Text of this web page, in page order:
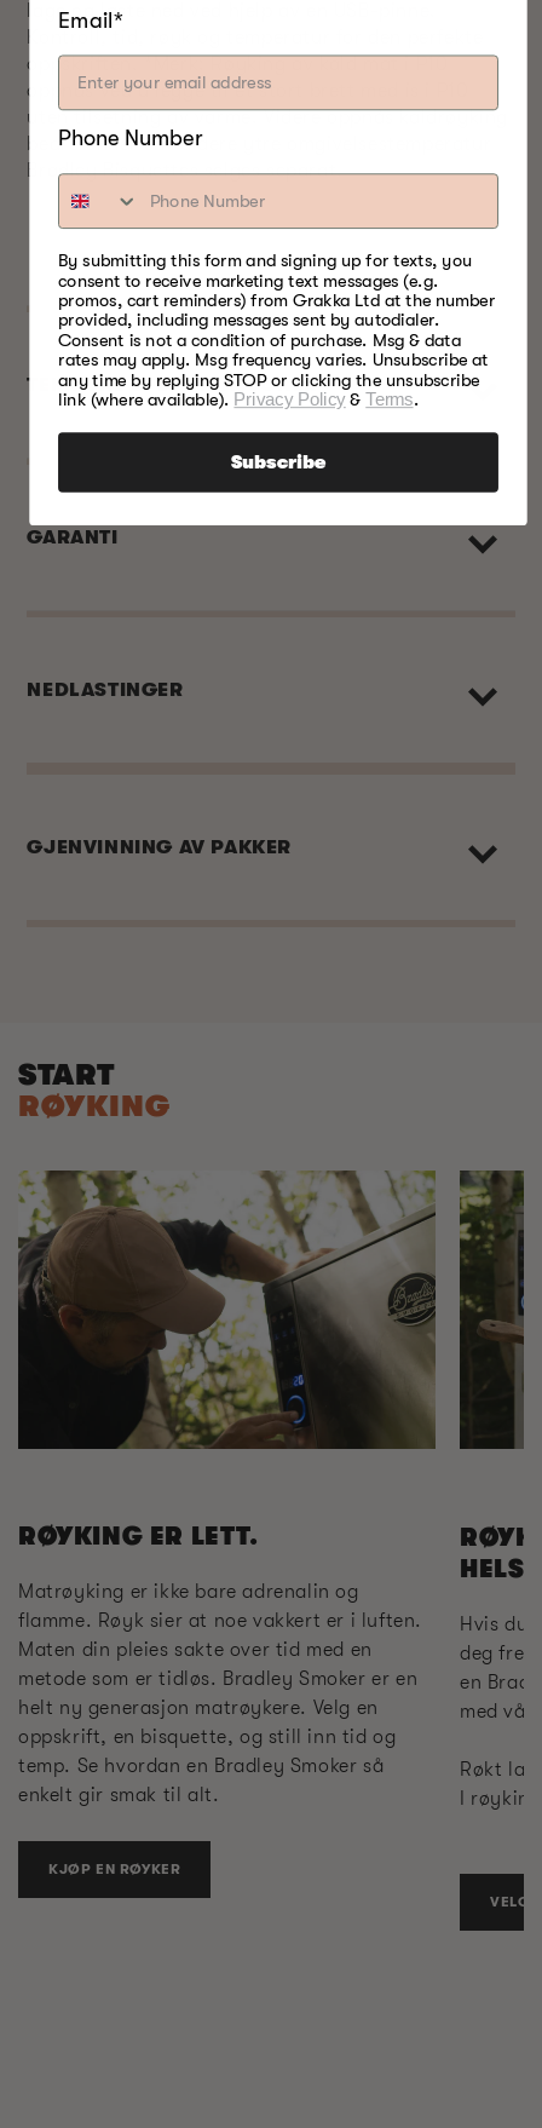
lage og laste ned ved hjelp av en USB-pinne.
oppskriften. *Merk: Røyking av kald mat i P10
oppnås ved å legge til et stort brett med is i P10
uten tilsetning av varme. Videre oppnås kaldrøyking
bedre under en kaldere ytre omgivelsestemperatur
Bradley Bisquettes selges separat.
TEKNISKE SPESIFIKASJONER
GARANTI
NEDLASTINGER
GJENVINNING AV PAKKER
START
RØYKING
RØYKING ER LETT.
Matrøyking er ikke bare adrenalin og
flamme. Røyk sier at noe vakkert er i luften.
Maten din pleies sakte over tid med en
metode som er tidløs. Bradley Smoker er en
helt ny generasjon matrøykere. Velg en
oppskrift, en bisquette, og still inn tid og
temp. Se hvordan en Bradley Smoker så
enkelt gir smak til alt.
KJØP EN RØYKER
Hvis du
deg
en
med vår
Røkt
I
VELG
Email*
Phone Number
By submitting this form and signing up for texts, you
consent to receive marketing text messages (e.g.
promos, cart reminders) from Grakka Ltd at the number
provided, including messages sent by autodialer.
Consent is not a condition of purchase. Msg & data
rates may apply. Msg frequency varies. Unsubscribe at
any time by replying STOP or clicking the unsubscribe
link (where available). Privacy Policy&Terms.
Subscribe